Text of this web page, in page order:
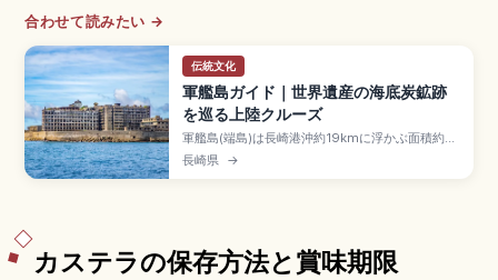
合わせて読みたい →
伝統文化
軍艦島ガイド｜世界遺産の海底炭鉱跡
を巡る上陸クルーズ
軍艦島(端島)は長崎港沖約19kmに浮かぶ面積約
6.3haの人工島で、2015年世界遺産「明治日本の
産業革命遺産」構成資産に登録された海底炭鉱跡
長崎県 →
カステラの保存方法と賞味期限